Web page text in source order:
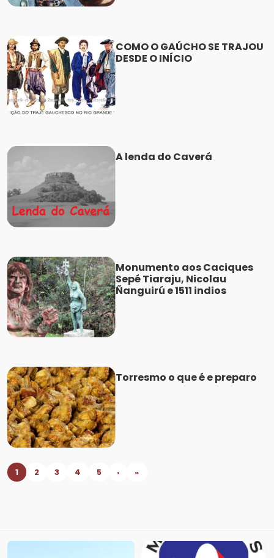
COMO O GAÚCHO SE TRAJOU
DESDE O INÍCIO
A lenda do Caverá
Monumento aos Caciques
Sepé Tiaraju, Nicolau
Ñanguirú e 1511 indios
Torresmo o que é e preparo
1 2 3 4 5 › »